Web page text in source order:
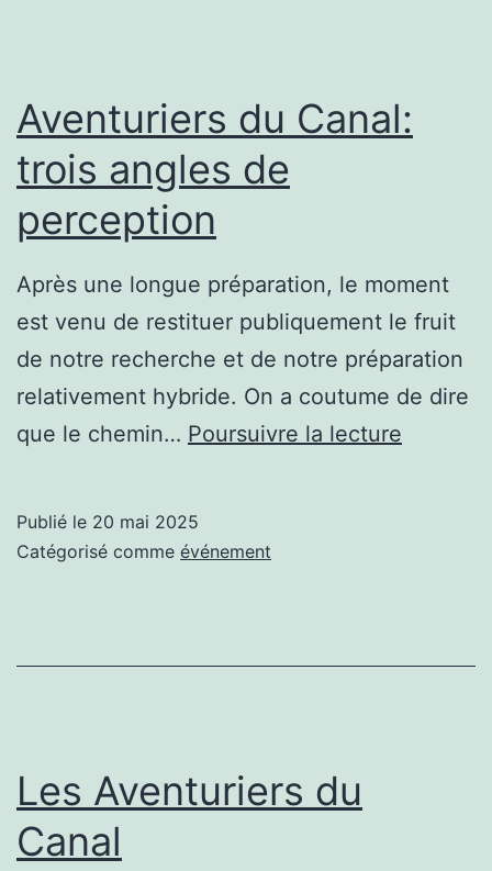
Aventuriers du Canal:
trois angles de
perception
Après une longue préparation, le moment
est venu de restituer publiquement le fruit
de notre recherche et de notre préparation
relativement hybride. On a coutume de dire
que le chemin… Poursuivre la lecture
Publié le 20 mai 2025
Catégorisé comme événement
Les Aventuriers du
Canal